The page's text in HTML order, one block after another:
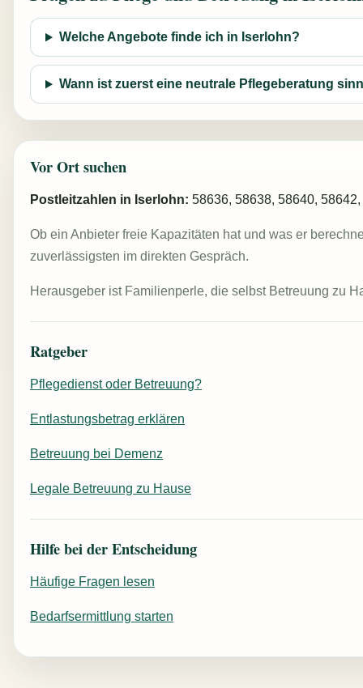
Welche Angebote finde ich in Iserlohn?
Wann ist zuerst eine neutrale Pflegeberatung
Vor Ort suchen
Postleitzahlen in Iserlohn: 58636, 58638, 58640,
Ob ein Anbieter freie Kapazitäten hat und was er
zuverlässigsten im direkten Gespräch.
Herausgeber ist Familienperle, die selbst Betreuung zu
Ratgeber
Pflegedienst oder Betreuung?
Entlastungsbetrag erklären
Betreuung bei Demenz
Legale Betreuung zu Hause
Hilfe bei der Entscheidung
Häufige Fragen lesen
Bedarfsermittlung starten